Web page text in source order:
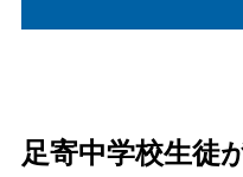
足寄中学校生徒